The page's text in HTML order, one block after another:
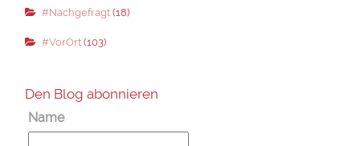
#Nachgefragt(18)
#VorOrt(103)
Den Blog abonnieren
Name